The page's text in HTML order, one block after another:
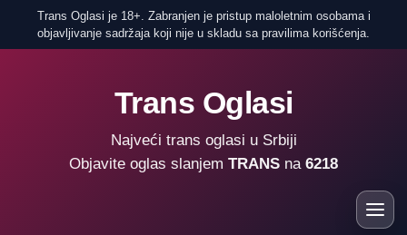
Trans Oglasi je 18+. Zabranjen je pristup maloletnim osobama i
objavljivanje sadržaja koji nije u skladu sa pravilima korišćenja.
Trans Oglasi
Najveći trans oglasi u Srbiji
Objavite oglas slanjem TRANS na 6218